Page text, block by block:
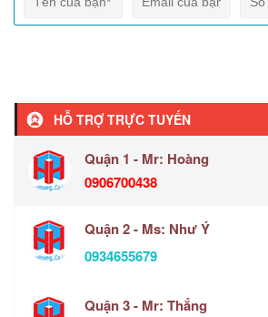
HỖ TRỢ TRỰC TUYẾN
Quận 1 - Mr: Hoàng
0906700438
Quận 2 - Ms: Như Ý
0934655679
Quận 3 - Mr: Thắng